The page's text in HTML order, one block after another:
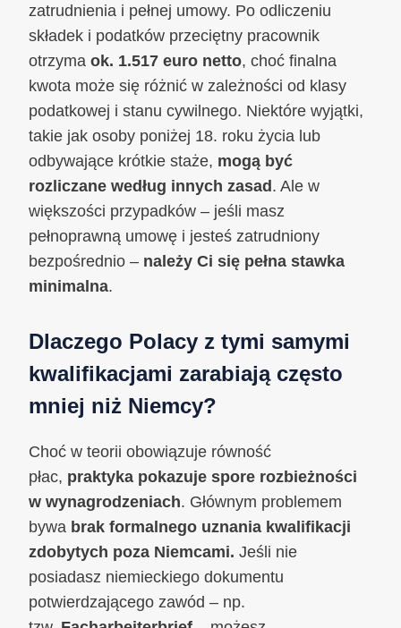
zatrudnienia i pełnej umowy. Po odliczeniu
składek i podatków przeciętny pracownik
otrzyma ok. 1.517 euro netto, choć finalna
kwota może się różnić w zależności od klasy
podatkowej i stanu cywilnego. Niektóre wyjątki,
takie jak osoby poniżej 18. roku życia lub
odbywające krótkie staże, mogą być
rozliczane według innych zasad. Ale w
większości przypadków – jeśli masz
pełnoprawną umowę i jesteś zatrudniony
bezpośrednio – należy Ci się pełna stawka
minimalna.
Dlaczego Polacy z tymi samymi
kwalifikacjami zarabiają często
mniej niż Niemcy?
Choć w teorii obowiązuje równość
płac, praktyka pokazuje spore rozbieżności
w wynagrodzeniach. Głównym problemem
bywa brak formalnego uznania kwalifikacji
zdobytych poza Niemcami. Jeśli nie
posiadasz niemieckiego dokumentu
potwierdzającego zawód – np.